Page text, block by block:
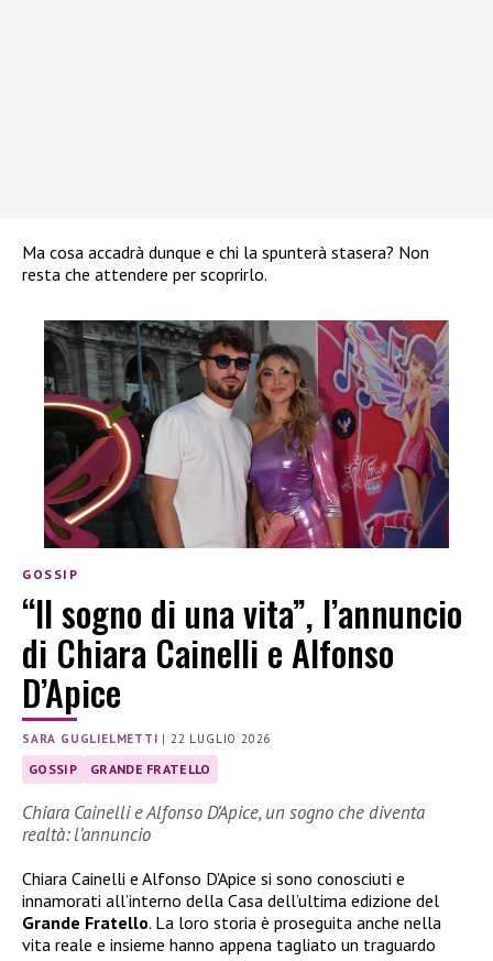
Ma cosa accadrà dunque e chi la spunterà stasera? Non
resta che attendere per scoprirlo.
GOSSIP
“Il sogno di una vita”, l’annuncio
di Chiara Cainelli e Alfonso
D’Apice
SARA GUGLIELMETTI | 22 LUGLIO 2026
GOSSIP GRANDE FRATELLO
Chiara Cainelli e Alfonso D’Apice, un sogno che diventa
realtà: l’annuncio
Chiara Cainelli e Alfonso D’Apice si sono conosciuti e
innamorati all’interno della Casa dell’ultima edizione del
Grande Fratello. La loro storia è proseguita anche nella
vita reale e insieme hanno appena tagliato un traguardo